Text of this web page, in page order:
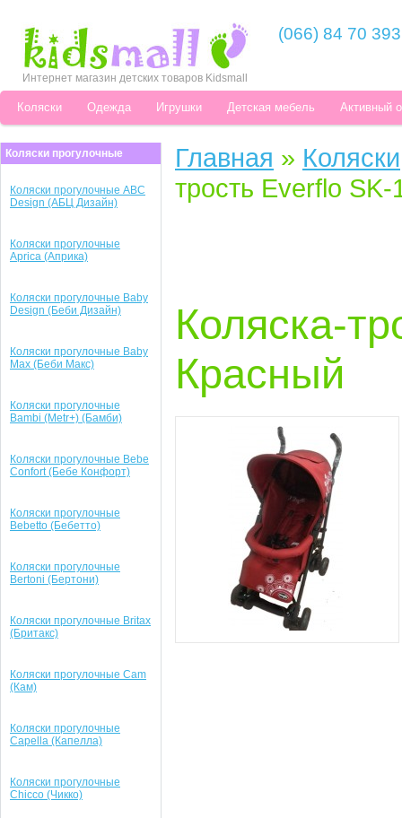
Интернет магазин детских товаров Kidsmall
(066) 84 70 393
Коляски Одежда Игрушки Детская мебель Активный
Коляски прогулочные
Коляски прогулочные ABC
Design (АБЦ Дизайн)
Коляски прогулочные
Aprica (Априка)
Коляски прогулочные Baby
Design (Беби Дизайн)
Коляски прогулочные Baby
Max (Беби Макс)
Коляски прогулочные
Bambi (Metr+) (Бамби)
Коляски прогулочные Bebe
Confort (Бебе Конфорт)
Коляски прогулочные
Bebetto (Бебетто)
Коляски прогулочные
Bertoni (Бертони)
Коляски прогулочные Britax
(Бритакс)
Коляски прогулочные Cam
(Кам)
Коляски прогулочные
Capella (Капелла)
Коляски прогулочные
Chicco (Чикко)
Главная » Коляски
трость Everflo
Коляска-
Красный